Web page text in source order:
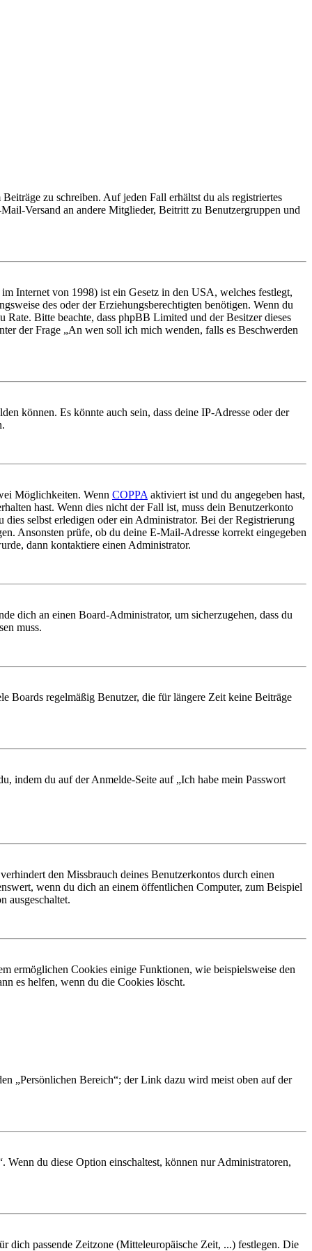
zu schreiben. Auf jeden Fall erhältst du als registriertes
Versand an andere Mitglieder, Beitritt zu Benutzergruppen und
Internet von 1998) ist ein Gesetz in den USA, welches festlegt,
des oder der Erziehungsberechtigten benötigen. Wenn du
Bitte beachte, dass phpBB Limited und der Besitzer dieses
der Frage „An wen soll ich mich wenden, falls es Beschwerden
können. Es könnte auch sein, dass deine IP-Adresse oder der
Möglichkeiten. Wenn COPPA aktiviert ist und du angegeben hast,
hast. Wenn dies nicht der Fall ist, muss dein Benutzerkonto
selbst erledigen oder ein Administrator. Bei der Registrierung
Ansonsten prüfe, ob du deine E-Mail-Adresse korrekt eingegeben
dann kontaktiere einen Administrator.
dich an einen Board-Administrator, um sicherzugehen, dass du
muss.
Boards regelmäßig Benutzer, die für längere Zeit keine Beiträge
indem du auf der Anmelde-Seite auf „Ich habe mein Passwort
den Missbrauch deines Benutzerkontos durch einen
wenn du dich an einem öffentlichen Computer, zum Beispiel
ausgeschaltet.
ermöglichen Cookies einige Funktionen, wie beispielsweise den
es helfen, wenn du die Cookies löscht.
„Persönlichen Bereich“; der Link dazu wird meist oben auf der
du diese Option einschaltest, können nur Administratoren,
dich passende Zeitzone (Mitteleuropäische Zeit, ...) festlegen. Die